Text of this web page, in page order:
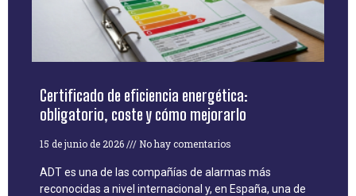
Certificado de eficiencia energética:
obligatorio, coste y cómo mejorarlo
15 de junio de 2026 No hay comentarios
ADT es una de las compañías de alarmas más
reconocidas a nivel internacional y, en España, una de